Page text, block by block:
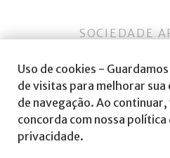
Uso de cookies -
de visitas para melhorar sua
de navegação. Ao continuar,
concorda com nossa política
privacidade.
SOCIEDADE